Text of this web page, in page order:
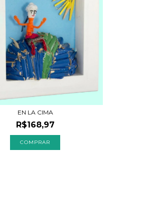
EN LA CIMA
R$168,97